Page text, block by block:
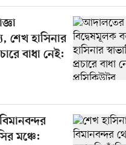
শেখ হাসিনার
বাধা নেই:
মঞ্চে: